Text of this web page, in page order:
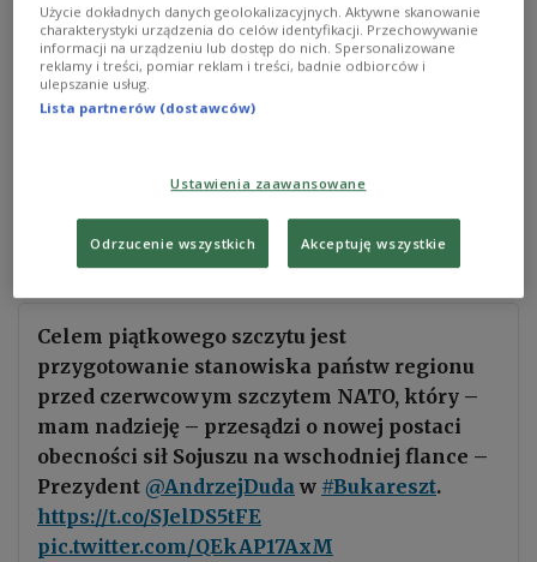
Прэзідэнт Польшчы Анджэй Дуда Marek Borawski/KPRP
Polen und die B9-Staaten wollen, dass die NATO
angesichts des russischen Angriffskriegs gegen
Grenzen verlegt, sagte Polens Staatspräsident
Andrzej Duda beim Gipfeltreffen der Bukarest Neun
(B9) in Bukarest, Rumänien am Freitag.
Celem piątkowego szczytu jest
przygotowanie stanowiska państw regionu
przed czerwcowym szczytem NATO, który –
mam nadzieję – przesądzi o nowej postaci
obecności sił Sojuszu na wschodniej flance –
Prezydent @AndrzejDuda w #Bukareszt.
https://t.co/SJelDS5tFE
pic.twitter.com/QEkAP17AxM
Użycie dokładnych danych geolokalizacyjnych. Aktywne skanowanie
charakterystyki urządzenia do celów identyfikacji. Przechowywanie
informacji na urządzeniu lub dostęp do nich. Spersonalizowane
reklamy i treści, pomiar reklam i treści, badnie odbiorców i
ulepszanie usług.
Lista partnerów (dostawców)
Ustawienia zaawansowane
Odrzucenie wszystkich Akceptuję wszystkie